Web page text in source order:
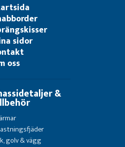
sidor
oss
&
golv & vägg